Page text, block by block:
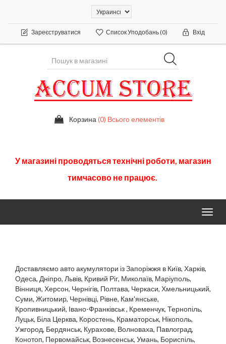
Зареєструватися Список Уподобань(0) Вхід
Корзина (0) Всього елементів
У магазині проводятьсятехнічні роботи, магазин
тимчасово не працює.
Доставляємо авто акумулятори із Запоріжжя в Київ, Харків,
Одеса, Дніпро, Львів, Кривий Ріг, Миколаїв, Маріуполь,
Вінниця, Херсон, Чернігів, Полтава, Черкаси, Хмельницький,
Суми, Житомир, Чернівці, Рівне, Кам'янське,
Кропивницький, Івано-Франківськ, Кременчук, Тернопіль,
Луцьк, Біла Церква, Коростень, Краматорськ, Нікополь,
Ужгород, Бердянськ, Курахове, Волноваха, Павлоград,
Конотоп, Первомайськ, Вознесенськ, Умань, Бориспіль,